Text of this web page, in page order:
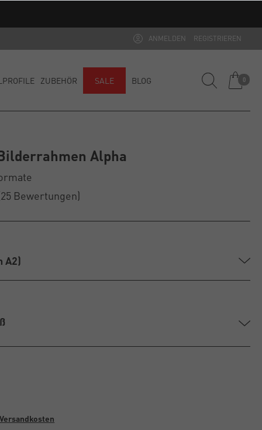
ANMELDEN REGISTRIEREN
ZUBEHÖR SALE BLOG 0
Alpha
Bewertungen)
A2)
Versandkosten